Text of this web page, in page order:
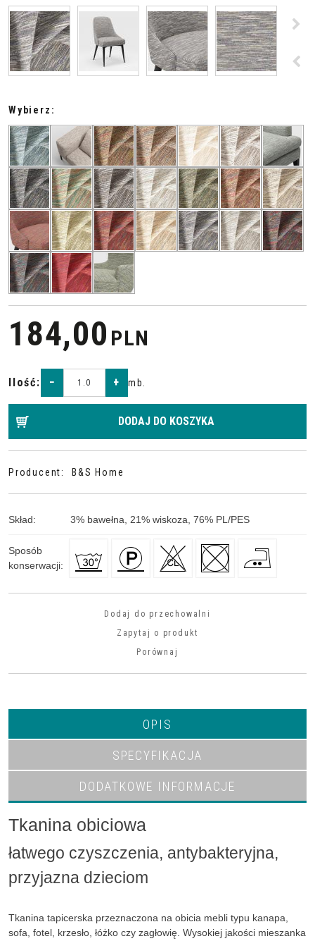
<
Wybierz:
184,00 PLN
Ilość: − + mb.
DODAJ DO KOSZYKA
Producent: B&S Home
Skład: 3% bawełna, 21% wiskoza, 76% PL/PES
Sposób
konserwacji:
Dodaj do przechowalni
Zapytaj o produkt
Porównaj
OPIS
SPECYFIKACJA
DODATKOWE INFORMACJE
Tkanina obiciowa
łatwego czyszczenia, antybakteryjna,
przyjazna dzieciom
Tkanina tapicerska przeznaczona na obicia mebli typu kanapa,
sofa, fotel, krzesło, łóżko czy zagłowię. Wysokiej jakości mieszanka